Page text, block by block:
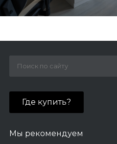
Где купить?
Мы рекомендуем